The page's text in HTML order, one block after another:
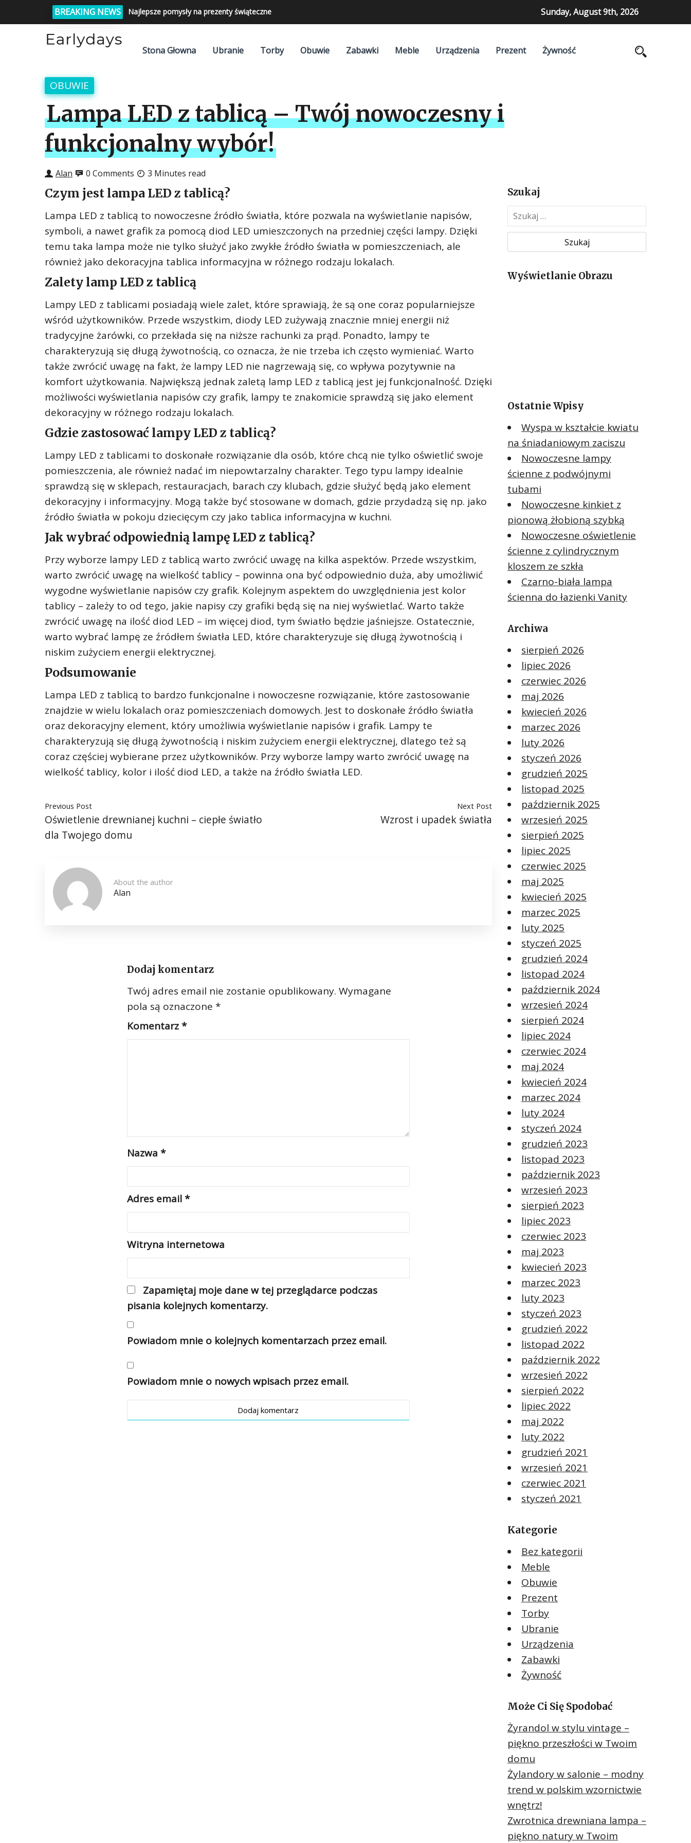
BREAKING NEWS Najlepsze pomysły na prezenty świąteczne Sunday, August 9th, 2026
Stona Głowna Ubranie Torby Obuwie Zabawki Meble Urządzenia Prezent Żywność
OBUWIE
Lampa LED z tablicą – Twój nowoczesny i
funkcjonalny wybór!
Alan 0 Comments 3 Minutes read
Czym jest lampa LED z tablicą?
Lampa LED z tablicą to nowoczesne źródło światła, które pozwala na wyświetlanie napisów,
symboli, a nawet grafik za pomocą diod LED umieszczonych na przedniej części lampy. Dzięki
temu taka lampa może nie tylko służyć jako zwykłe źródło światła w pomieszczeniach, ale
również jako dekoracyjna tablica informacyjna w różnego rodzaju lokalach.
Zalety lamp LED z tablicą
Lampy LED z tablicami posiadają wiele zalet, które sprawiają, że są one coraz popularniejsze
wśród użytkowników. Przede wszystkim, diody LED zużywają znacznie mniej energii niż
tradycyjne żarówki, co przekłada się na niższe rachunki za prąd. Ponadto, lampy te
charakteryzują się długą żywotnością, co oznacza, że nie trzeba ich często wymieniać. Warto
także zwrócić uwagę na fakt, że lampy LED nie nagrzewają się, co wpływa pozytywnie na
komfort użytkowania. Największą jednak zaletą lamp LED z tablicą jest jej funkcjonalność. Dzięki
możliwości wyświetlania napisów czy grafik, lampy te znakomicie sprawdzą się jako element
dekoracyjny w różnego rodzaju lokalach.
Gdzie zastosować lampy LED z tablicą?
Lampy LED z tablicami to doskonałe rozwiązanie dla osób, które chcą nie tylko oświetlić swoje
pomieszczenia, ale również nadać im niepowtarzalny charakter. Tego typu lampy idealnie
sprawdzą się w sklepach, restauracjach, barach czy klubach, gdzie służyć będą jako element
dekoracyjny i informacyjny. Mogą także być stosowane w domach, gdzie przydadzą się np. jako
źródło światła w pokoju dziecięcym czy jako tablica informacyjna w kuchni.
Jak wybrać odpowiednią lampę LED z tablicą?
Przy wyborze lampy LED z tablicą warto zwrócić uwagę na kilka aspektów. Przede wszystkim,
warto zwrócić uwagę na wielkość tablicy – powinna ona być odpowiednio duża, aby umożliwić
wygodne wyświetlanie napisów czy grafik. Kolejnym aspektem do uwzględnienia jest kolor
tablicy – zależy to od tego, jakie napisy czy grafiki będą się na niej wyświetlać. Warto także
zwrócić uwagę na ilość diod LED – im więcej diod, tym światło będzie jaśniejsze. Ostatecznie,
warto wybrać lampę ze źródłem światła LED, które charakteryzuje się długą żywotnością i
niskim zużyciem energii elektrycznej.
Podsumowanie
Lampa LED z tablicą to bardzo funkcjonalne i nowoczesne rozwiązanie, które zastosowanie
znajdzie w wielu lokalach oraz pomieszczeniach domowych. Jest to doskonałe źródło światła
oraz dekoracyjny element, który umożliwia wyświetlanie napisów i grafik. Lampy te
charakteryzują się długą żywotnością i niskim zużyciem energii elektrycznej, dlatego też są
coraz częściej wybierane przez użytkowników. Przy wyborze lampy warto zwrócić uwagę na
wielkość tablicy, kolor i ilość diod LED, a także na źródło światła LED.
Previous Post
Oświetlenie drewnianej kuchni – ciepłe światło
dla Twojego domu
Next Post
Wzrost i upadek światła
About the author
Alan
Dodaj komentarz
Twój adres email nie zostanie opublikowany. Wymagane
pola są oznaczone *
Komentarz*
Nazwa *
Adres email*
Witryna internetowa
Zapamiętaj moje dane w tej przeglądarce podczas
pisania kolejnych komentarzy.
Powiadom mnie o kolejnych komentarzach przez email.
Powiadom mnie o nowych wpisach przez email.
Szukaj
z
k
jWyświetlanie Obrazu
Ostatnie Wpisy
Wyspa w kształcie kwiatu
na śniadaniowym zaciszu
Nowoczesne lampy
ścienne z podwójnymi
tubami
Nowoczesne kinkiet z
pionową żłobioną szybką
Nowoczesne oświetlenie
ścienne z cylindrycznym
kloszem ze szkła
Czarno-biała lampa
ścienna do łazienki Vanity
Archiwa
sierpień 2026
lipiec 2026
czerwiec 2026
maj 2026
kwiecień 2026
marzec 2026
luty 2026
styczeń 2026
grudzień 2025
listopad 2025
październik 2025
wrzesień 2025
sierpień 2025
lipiec 2025
czerwiec 2025
maj 2025
kwiecień 2025
marzec 2025
luty 2025
styczeń 2025
grudzień 2024
listopad 2024
październik 2024
wrzesień 2024
sierpień 2024
lipiec 2024
czerwiec 2024
maj 2024
kwiecień 2024
marzec 2024
luty 2024
styczeń 2024
grudzień 2023
listopad 2023
październik 2023
wrzesień 2023
sierpień 2023
lipiec 2023
czerwiec 2023
maj 2023
kwiecień 2023
marzec 2023
luty 2023
styczeń 2023
grudzień 2022
listopad 2022
październik 2022
wrzesień 2022
sierpień 2022
lipiec 2022
maj 2022
luty 2022
grudzień 2021
wrzesień 2021
czerwiec 2021
styczeń 2021
Kategorie
Bez kategorii
Meble
Obuwie
Prezent
Torby
Ubranie
Urządzenia
Zabawki
Żywność
Może Ci Się Spodobać
Żyrandol w stylu vintage –
piękno przeszłości w Twoim
domu
Żylandory w salonie – modny
trend w polskim wzornictwie
wnętrz!
Zwrotnica drewniana lampa –
piękno natury w Twoim